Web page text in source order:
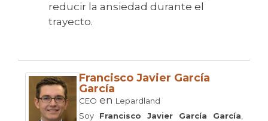
reducir la ansiedad durante el
trayecto.
Francisco Javier García
García
CEO en Lepardland
Soy Francisco Javier García García